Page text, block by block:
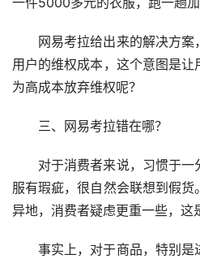
一件5000多元的衣服，跑一趟加
网易考拉给出来的解决方
用户的维权成本，这个意图是让
为高成本放弃维权呢？
三、网易考拉错在哪？
对于消费者来说，习惯于
服有瑕疵，很自然会联想到假
异地，消费者疑虑更重一些，这
事实上，对于商品，特别